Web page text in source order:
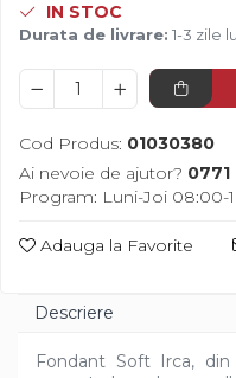
Topping
Spray Antilipire Tavi
Diverse
IN STOC
Durata de livrare: 1-3 zile
Cod Produs: 01030380
Ai nevoie de ajutor? 0771
Program: Luni-Joi 08:00-
Adauga la Favorite
Descriere
Fondant Soft Irca,